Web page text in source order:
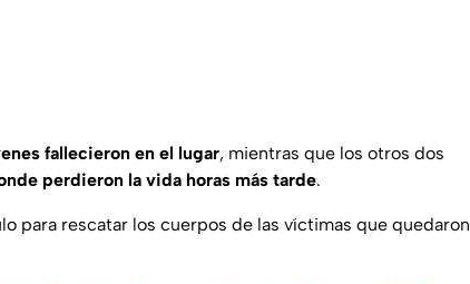
fallecieron en el lugar, mientras que los otros dos
perdieron la vida horas más tarde.
para rescatar los cuerpos de las víctimas que quedaron